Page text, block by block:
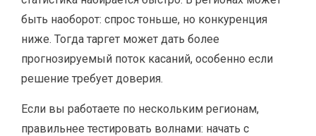
быть наоборот: спрос тоньше, но конкуренция
ниже. Тогда таргет может дать более
прогнозируемый поток касаний, особенно если
решение требует доверия.
Если вы работаете по нескольким регионам,
правильнее тестировать волнами: начать с